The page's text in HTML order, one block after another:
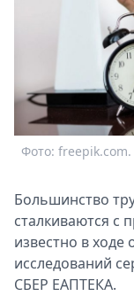
Metro
Звезды
2026
Скачай
Фото: freepik.com.
Большинство
сталкиваются с
известно в
исследований
СБЕР ЕАПТЕКА.